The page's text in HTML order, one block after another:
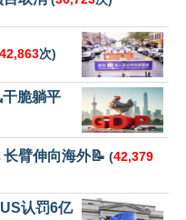
42,863次)
脆躺平
臂伸向海外📝 (42,379
认罚6亿